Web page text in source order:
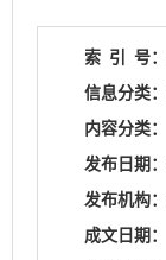
索 引 号：
信息分类：
内容分类：
发布日期：
发布机构：
成文日期：